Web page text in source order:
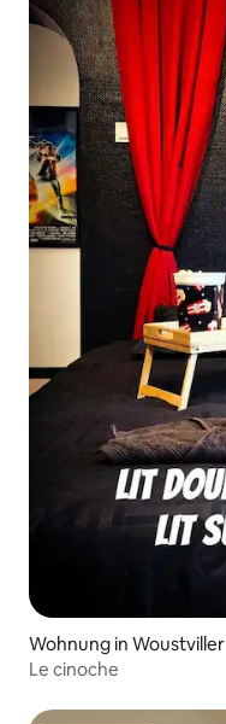
Wohnung in Woustviller
Le cinoche